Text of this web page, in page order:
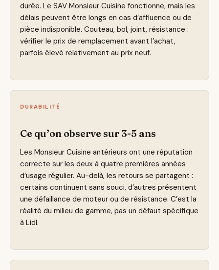
durée. Le SAV Monsieur Cuisine fonctionne, mais les
délais peuvent être longs en cas d’affluence ou de
pièce indisponible. Couteau, bol, joint, résistance :
vérifier le prix de remplacement avant l’achat,
parfois élevé relativement au prix neuf.
DURABILITÉ
Ce qu’on observe sur 3-5 ans
Les Monsieur Cuisine antérieurs ont une réputation
correcte sur les deux à quatre premières années
d’usage régulier. Au-delà, les retours se partagent :
certains continuent sans souci, d’autres présentent
une défaillance de moteur ou de résistance. C’est la
réalité du milieu de gamme, pas un défaut spécifique
à Lidl.